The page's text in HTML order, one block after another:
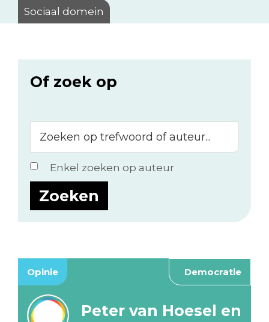
Sociaal domein
Of zoek op
op
trefwoord
of
auteur...
Enkel zoeken op auteur
Opinie Democratie
Peter van Hoesel en